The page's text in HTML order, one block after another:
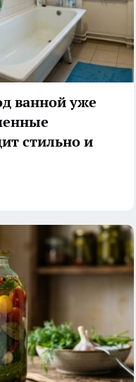
ванной уже
стильно и